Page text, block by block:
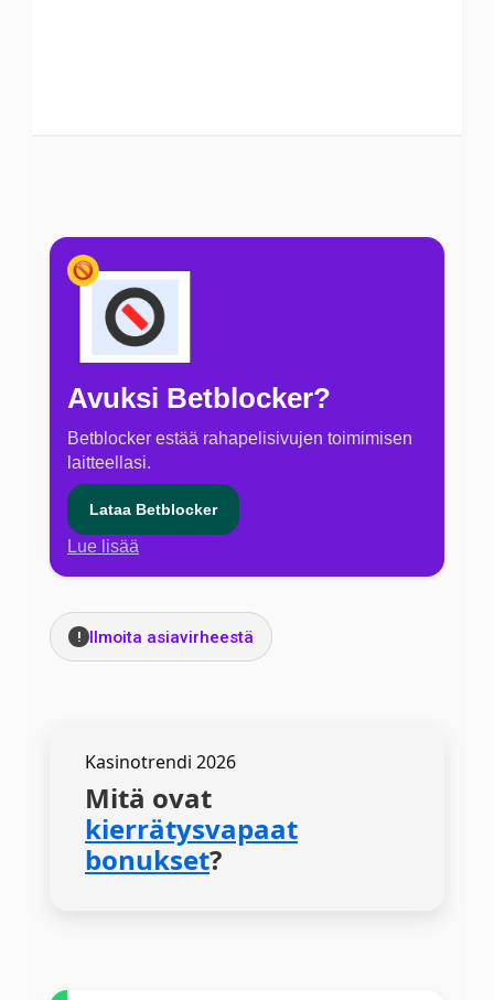
Avuksi Betblocker?
Betblocker estää rahapelisivujen toimimisen
laitteellasi.
Lataa Betblocker
Lue lisää
! Ilmoita asiavirheestä
Kasinotrendi 2026
Mitä ovat
kierrätysvapaat
bonukset?